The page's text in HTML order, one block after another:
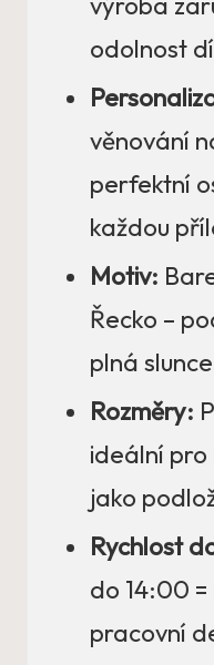
odolnost
věnování
perfektní
každou
Motiv:
Řecko –
plná
Rozměry:
ideální
jako
Rychlost
do 14:00
pracovní